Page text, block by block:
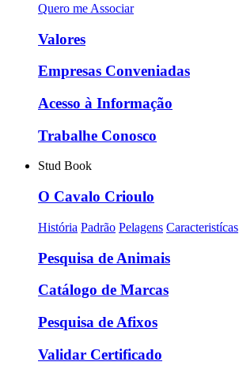
Quero me Associar
Valores
Empresas Conveniadas
Acesso à Informação
Trabalhe Conosco
Stud Book
O Cavalo Crioulo
História Padrão Pelagens Caracteristícas
Pesquisa de Animais
Catálogo de Marcas
Pesquisa de Afixos
Validar Certificado